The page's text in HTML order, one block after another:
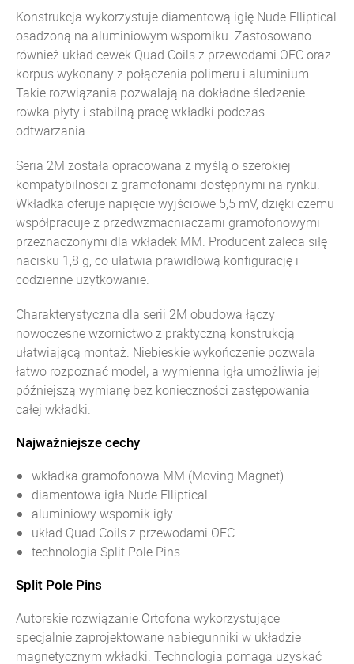
Konstrukcja wykorzystuje diamentową igłę Nude Elliptical
osadzoną na aluminiowym wsporniku. Zastosowano
również układ cewek Quad Coils z przewodami OFC oraz
korpus wykonany z połączenia polimeru i aluminium.
Takie rozwiązania pozwalają na dokładne śledzenie
rowka płyty i stabilną pracę wkładki podczas
odtwarzania.
Seria 2M została opracowana z myślą o szerokiej
kompatybilności z gramofonami dostępnymi na rynku.
Wkładka oferuje napięcie wyjściowe 5,5 mV, dzięki czemu
współpracuje z przedwzmacniaczami gramofonowymi
przeznaczonymi dla wkładek MM. Producent zaleca siłę
nacisku 1,8 g, co ułatwia prawidłową konfigurację i
codzienne użytkowanie.
Charakterystyczna dla serii 2M obudowa łączy
nowoczesne wzornictwo z praktyczną konstrukcją
ułatwiającą montaż. Niebieskie wykończenie pozwala
łatwo rozpoznać model, a wymienna igła umożliwia jej
późniejszą wymianę bez konieczności zastępowania
całej wkładki.
Najważniejsze cechy
wkładka gramofonowa MM (Moving Magnet)
diamentowa igła Nude Elliptical
aluminiowy wspornik igły
układ Quad Coils z przewodami OFC
technologia Split Pole Pins
Split Pole Pins
Autorskie rozwiązanie Ortofona wykorzystujące
specjalnie zaprojektowane nabiegunniki w układzie
magnetycznym wkładki. Technologia pomaga uzyskać